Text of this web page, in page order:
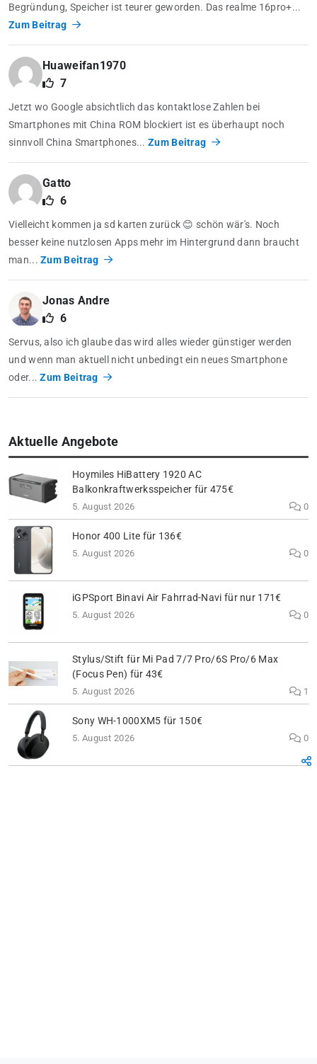
Begründung, Speicher ist teurer geworden. Das realme 16pro+...
Zum Beitrag
Huaweifan1970
7
Jetzt wo Google absichtlich das kontaktlose Zahlen bei
Smartphones mit China ROM blockiert ist es überhaupt noch
sinnvoll China Smartphones...Zum Beitrag
Gatto
6
Vielleicht kommen ja sd karten zurück 😊 schön wär's. Noch
besser keine nutzlosen Apps mehr im Hintergrund dann braucht
man...Zum Beitrag
Jonas Andre
6
Servus, also ich glaube das wird alles wieder günstiger werden
und wenn man aktuell nicht unbedingt ein neues Smartphone
oder...Zum Beitrag
Aktuelle Angebote
Hoymiles HiBattery 1920 AC
Balkonkraftwerksspeicher für 475€
5. August 2026 0
Honor 400 Lite für 136€
5. August 2026 0
iGPSport Binavi Air Fahrrad-Navi für nur 171€
5. August 2026 0
Stylus/Stift für Mi Pad 7/7 Pro/6S Pro/6 Max
(Focus Pen) für 43€
5. August 2026 1
Sony WH-1000XM5 für 150€
5. August 2026 0